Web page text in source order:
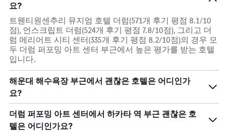
요?
트웬티원센추리 뮤지엄 호텔 더럼(571개 후기 평점 8.1/10
점), 언스크립트 더럼(524개 후기 평점 7.8/10점), 그리고 더
럼 메리어트 시티 센터(335개 후기 평점 8.2/10점)의 경우 모
두 더럼 퍼포밍 아트 센터 부근에서 높은 평가를 받는 호텔
입니다.
해운대 해수욕장 부근에서 괜찮은 호텔은 어디인가
요?
더럼 퍼포밍 아트 센터에서 하카타 역 부근 괜찮은 호
텔은 어디인가요?